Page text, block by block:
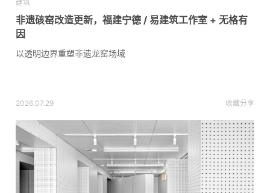
建筑
非遗硋窑改造更新，福建宁德 / 易建筑工作室 + 无格有
因
以透明边界重塑非遗龙窑场域
2026.07.29 收藏分享